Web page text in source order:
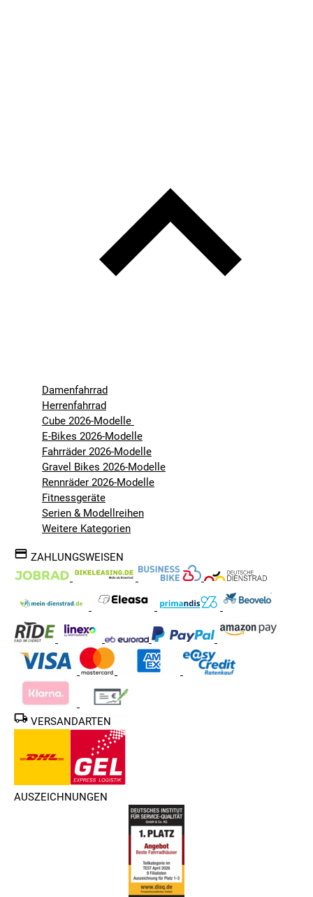
Damenfahrrad
Herrenfahrrad
Cube 2026-Modelle
E-Bikes 2026-Modelle
Fahrräder 2026-Modelle
Gravel Bikes 2026-Modelle
Rennräder 2026-Modelle
Fitnessgeräte
Serien & Modellreihen
Weitere Kategorien
ZAHLUNGSWEISEN
VERSANDARTEN
AUSZEICHNUNGEN